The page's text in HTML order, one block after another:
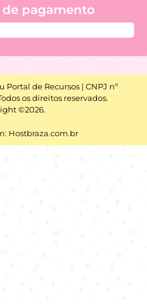
de pagamento
Portal de Recursos | CNPJ nº
os direitos reservados.
©2026.
Hostbraza.com.br